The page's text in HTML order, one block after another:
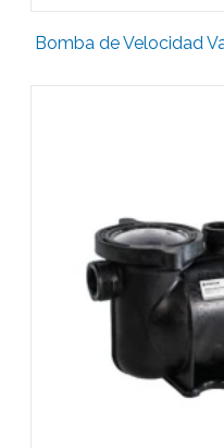
Bomba de Velocidad